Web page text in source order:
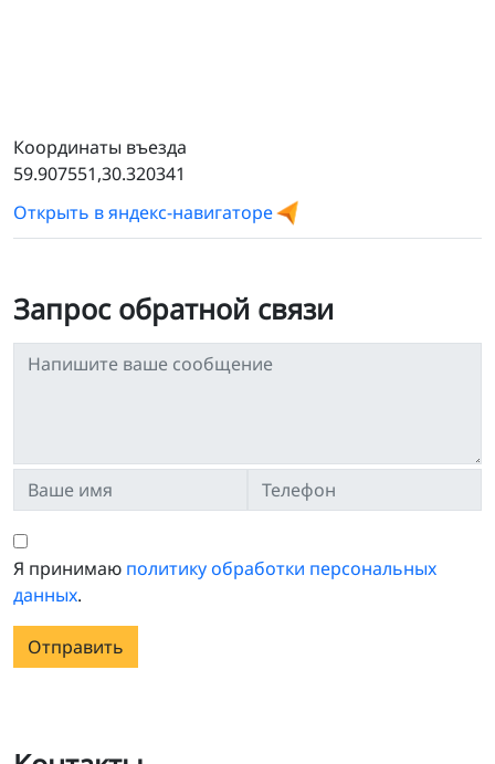
Координаты въезда
59.907551,30.320341
Открыть в яндекс-навигаторе
Запрос обратной связи
Я принимаю политику обработки персональных
данных.
Отправить